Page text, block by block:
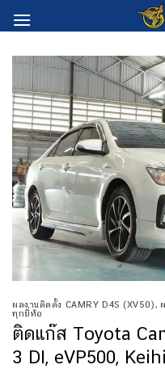
to
ผลงานติดตั้ง CAMRY D4S (XV50) ,
ทุกยี่ห้อ
ติดแก๊ส Toyota
3 DI, eVP500,